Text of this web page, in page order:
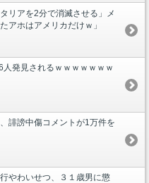
リアを2分で消滅させる」メ
アホはアメリカだけｗ」
人発見されるｗｗｗｗｗｗｗ
誹謗中傷コメントが1万件を
やわいせつ、３１歳男に懲